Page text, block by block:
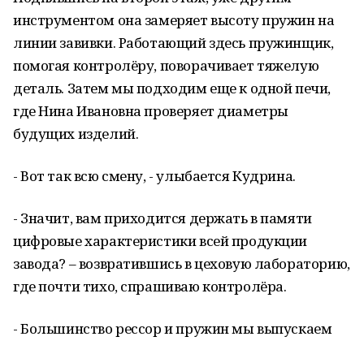
инструментом она замеряет высоту пружин на
линии завивки. Работающий здесь пружинщик,
помогая контролёру, поворачивает тяжелую
деталь. Затем мы подходим еще к одной печи,
где Нина Ивановна проверяет диаметры
будущих изделий.
- Вот так всю смену, - улыбается Кудрина.
- Значит, вам приходится держать в памяти
цифровые характеристики всей продукции
завода? – возвратившись в цеховую лабораторию,
где почти тихо, спрашиваю контролёра.
- Большинство рессор и пружин мы выпускаем